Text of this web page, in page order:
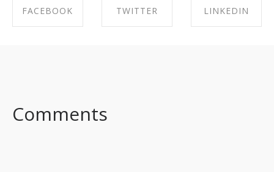
FACEBOOK TWITTER LINKEDIN
Comments